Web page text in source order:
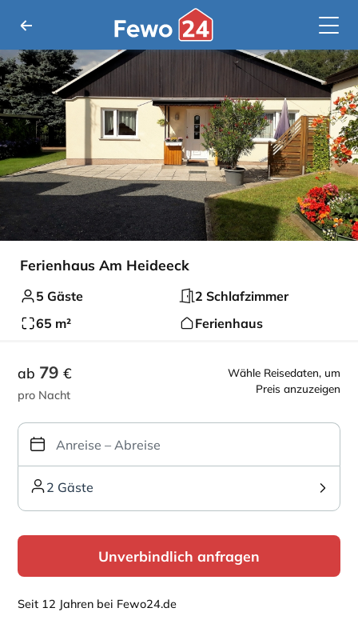
Ferienhaus Am Heideeck
5 Gäste
2 Schlafzimmer
65 m²
Ferienhaus
Wähle Reisedaten, um
Preis anzuzeigen
ab 79 €
pro Nacht
2 Gäste
Unverbindlich anfragen
Seit 12 Jahren bei Fewo24.de